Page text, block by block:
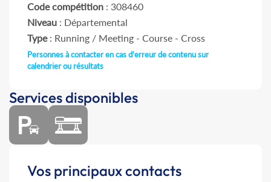
Code compétition : 308460
Niveau : Départemental
Type: Running / Meeting - Course - Cross
Personnes à contacter en cas d'erreur de contenu sur
calendrier ou résultats
Services disponibles
Vos principaux contacts